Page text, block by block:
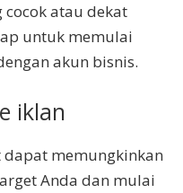
atau dekat
untuk memulai
akun bisnis.
iklan
dapat memungkinkan
Anda dan mulai